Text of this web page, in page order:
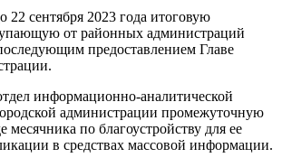
22 сентября 2023 года итоговую
от районных администраций
предоставлением Главе
информационно-аналитической
администрации промежуточную
по благоустройству для ее
в средствах массовой информации.